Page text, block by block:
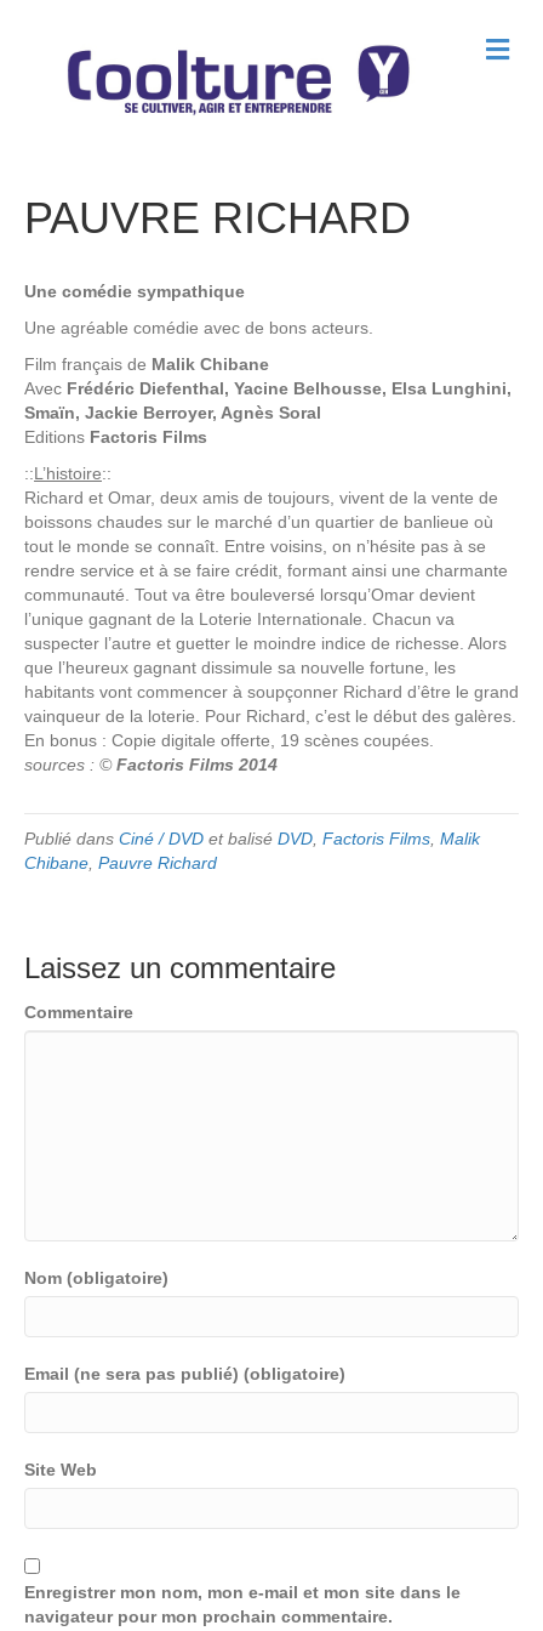
M
e
PAUVRE RICHARD
Une comédie sympathique
Une agréable comédie avec de bons acteurs.
Film français de Malik Chibane
Avec Frédéric Diefenthal, Yacine Belhousse, Elsa Lunghini,
Smaïn, Jackie Berroyer, Agnès Soral
Editions Factoris Films
::L’histoire::
Richard et Omar, deux amis de toujours, vivent de la vente de
boissons chaudes sur le marché d’un quartier de banlieue où
tout le monde se connaît. Entre voisins, on n’hésite pas à se
rendre service et à se faire crédit, formant ainsi une charmante
communauté. Tout va être bouleversé lorsqu’Omar devient
l’unique gagnant de la Loterie Internationale. Chacun va
suspecter l’autre et guetter le moindre indice de richesse. Alors
que l’heureux gagnant dissimule sa nouvelle fortune, les
habitants vont commencer à soupçonner Richard d’être le grand
vainqueur de la loterie. Pour Richard, c’est le début des galères.
En bonus : Copie digitale offerte, 19 scènes coupées.
sources : ©Factoris Films 2014
Publié dans Ciné / DVD et balisé DVD Factoris Films Malik
Chibane Pauvre Richard
Laissez un commentaire
Commentaire
Nom (obligatoire)
Email (ne sera pas publié) (obligatoire)
Site Web
Enregistrer mon nom, mon e-mail et mon site dans le
navigateur pour mon prochain commentaire.